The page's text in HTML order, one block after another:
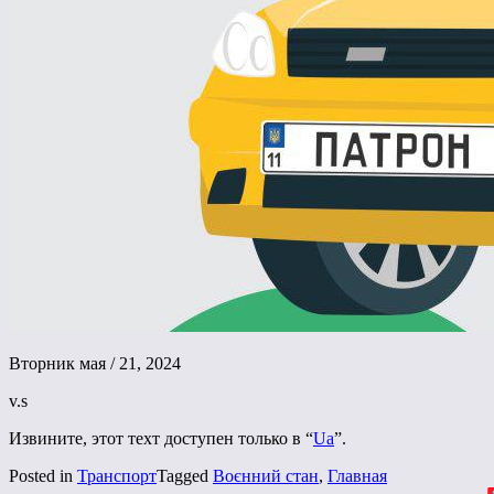
Вторник мая / 21, 2024
v.s
Извините, этот техт доступен только в “Ua”.
Posted in ТранспортTagged Воєнний стан, Главная